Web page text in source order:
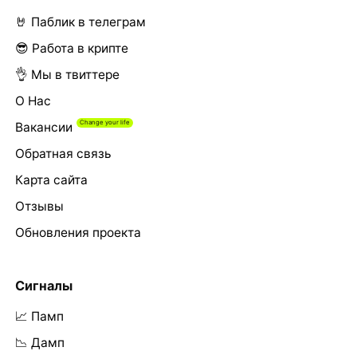
🤘 Паблик в телеграм
😎 Работа в крипте
👌 Мы в твиттере
О Нас
Вакансии
Обратная связь
Карта сайта
Отзывы
Обновления проекта
Сигналы
📈 Памп
📉 Дамп